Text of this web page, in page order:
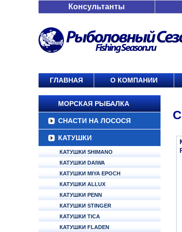
Консультанты
ГЛАВНАЯ О КОМПАНИИ
МОРСКАЯ РЫБАЛКА
СНАСТИ НА ЛОСОСЯ
КАТУШКИ
КАТУШКИ SHIMANO
КАТУШКИ DAIWA
КАТУШКИ MIYA EPOCH
КАТУШКИ ALLUX
КАТУШКИ PENN
КАТУШКИ STINGER
КАТУШКИ TICA
КАТУШКИ FLADEN